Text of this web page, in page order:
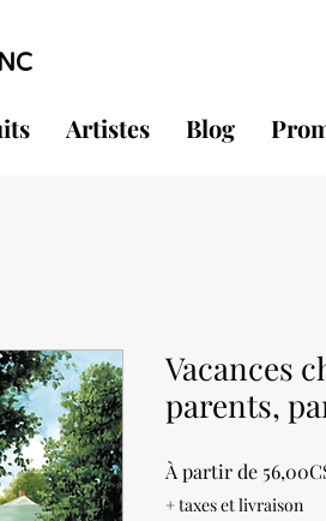
Artistes Blog
Vacances
parents,
À partir de
+ taxes et livraison